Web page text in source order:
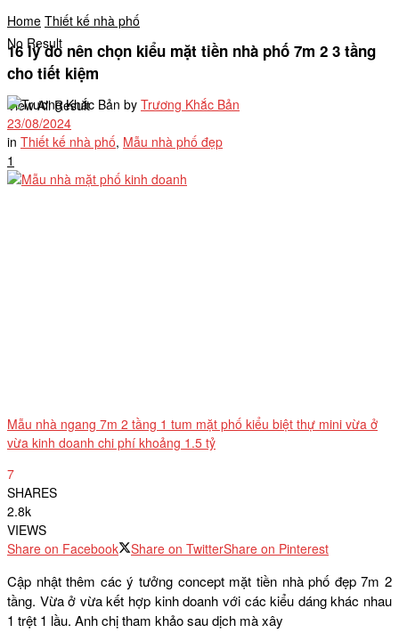
No Result
View All Result
Home Thiết kế nhà phố
16 lý do nên chọn kiểu mặt tiền nhà phố 7m 2 3 tầng
cho tiết kiệm
by Trương Khắc Bản
23/08/2024
in Thiết kế nhà phố, Mẫu nhà phố đẹp
1
Mẫu nhà ngang 7m 2 tầng 1 tum mặt phố kiểu biệt thự mini vừa ở
vừa kinh doanh chi phí khoảng 1.5 tỷ
7
SHARES
2.8k
VIEWS
Share on Facebook
Share on TwitterShare on Pinterest
Cập nhật thêm các ý tưởng concept mặt tiền nhà phố đẹp 7m 2
tầng. Vừa ở vừa kết hợp kinh doanh với các kiểu dáng khác nhau
1 trệt 1 lầu. Anh chị tham khảo sau dịch mà xây